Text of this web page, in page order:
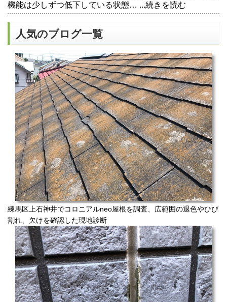
機能は少しずつ低下している状態… ...続きを読む
人気のブログ一覧
練馬区上石神井でコロニアルneo屋根を調査、広範囲の退色やひび
割れ、欠けを確認した現地診断